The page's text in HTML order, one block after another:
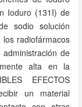
Ioduro (131I) de
sodio solución
radiofármacos
de
alta en la
EFECTOS
un material